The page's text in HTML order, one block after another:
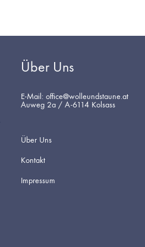
Über Uns
E-Mail: office@wolleundstaune.at
Auweg 2a / A-6114 Kolsass
Über Uns
Kontakt
Impressum